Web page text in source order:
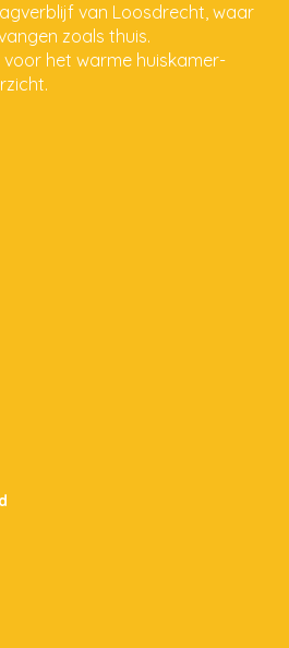
van Loosdrecht, waar
zoals thuis.
het warme huiskamer-